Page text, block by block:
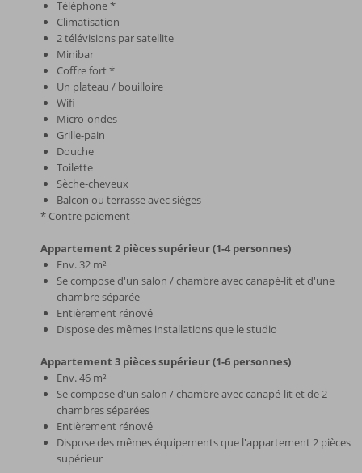
Téléphone *
Climatisation
2 télévisions par satellite
Minibar
Coffre fort *
Un plateau / bouilloire
Wifi
Micro-ondes
Grille-pain
Douche
Toilette
Sèche-cheveux
Balcon ou terrasse avec sièges
* Contre paiement
Appartement 2 pièces supérieur (1-4 personnes)
Env. 32 m²
Se compose d'un salon / chambre avec canapé-lit et d'une
chambre séparée
Entièrement rénové
Dispose des mêmes installations que le studio
Appartement 3 pièces supérieur (1-6 personnes)
Env. 46 m²
Se compose d'un salon / chambre avec canapé-lit et de 2
chambres séparées
Entièrement rénové
Dispose des mêmes équipements que l'appartement 2 pièces
supérieur